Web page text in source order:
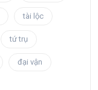
tài lộc
tứ trụ
đại vận